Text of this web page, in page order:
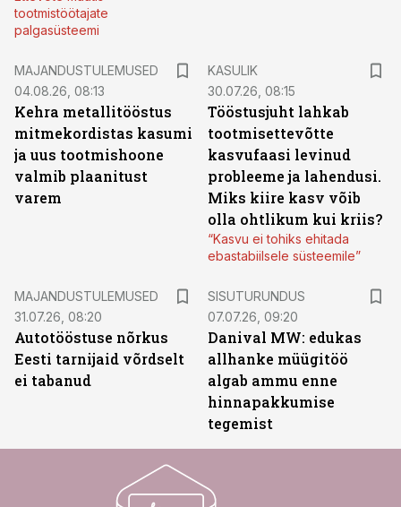
tootmistöötajate
palgasüsteemi
MAJANDUSTULEMUSED
04.08.26, 08:13
Kehra metallitööstus
mitmekordistas kasumi
ja uus tootmishoone
valmib plaanitust
varem
KASULIK
30.07.26, 08:15
Tööstusjuht lahkab
tootmisettevõtte
kasvufaasi levinud
probleeme ja lahendusi.
Miks kiire kasv võib
olla ohtlikum kui kriis?
“Kasvu ei tohiks ehitada
ebastabiilsele süsteemile”
MAJANDUSTULEMUSED
31.07.26, 08:20
Autotööstuse nõrkus
Eesti tarnijaid võrdselt
ei tabanud
SISUTURUNDUS
07.07.26, 09:20
Danival MW: edukas
allhanke müügitöö
algab ammu enne
hinnapakkumise
tegemist